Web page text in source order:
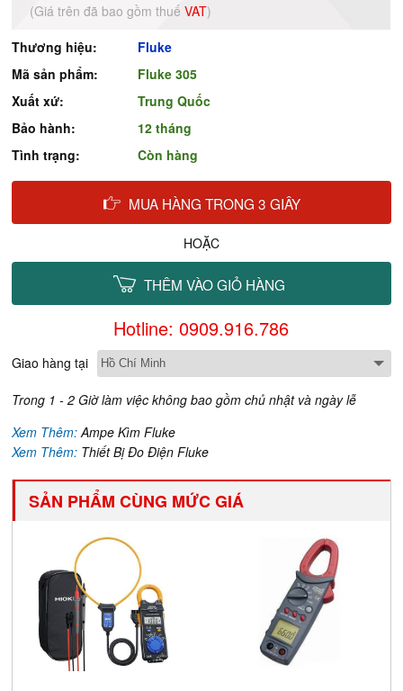
(Giá trên đã bao gồm thuếVAT)
Thương hiệu:
Fluke
Mã sản phẩm:
Fluke 305
Xuất xứ:
Trung Quốc
Bảo hành:
12 tháng
Tình trạng:
Còn hàng
MUA HÀNG TRONG 3 GIÂY
HOẶC
THÊM VÀO GIỎ HÀNG
Hotline: 0909.916.786
Giao hàng tại
Trong 1 - 2 Giờ làm việc không bao gồm chủ nhật và ngày lễ
Xem Thêm:Ampe Kìm Fluke
Xem Thêm: Thiết Bị Đo Điện Fluke
SẢN PHẨM CÙNG MỨC GIÁ